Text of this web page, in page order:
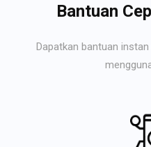
Bantuan
Dapatkan bantuan